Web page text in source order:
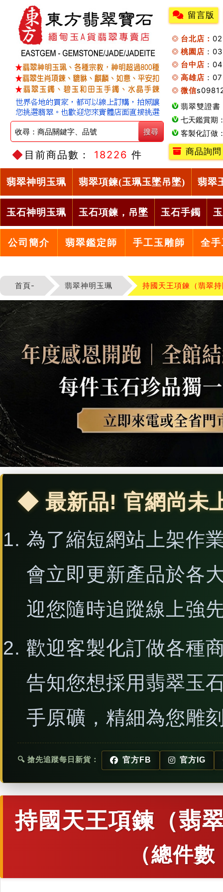
目前商品數： 18226 件
留言版
台北店：
桃園店 ：
台中店 ：
高雄店 ：
微信
翡翠雙證書
七天鑑賞期
客製化訂做
商品詢問
翡翠神明玉珮 翡翠項鍊(玉珮玉墜吊墜) 翡翠
玉石神明玉珮 玉石項鍊，吊墜 玉石手鐲
公司簡介 翡翠鑑定師 手工玉雕師 全
首頁- 翡翠神明玉珮 持國天王項鍊（翡翠
◆ 最新品! 官網尚未
為了縮短網站上架作
會立即更新產品於各
迎您隨時追蹤線上強
歡迎客製化訂做各種
告知您想採用翡翠玉
手原礦，精細為您雕
🔍 搶先追蹤每日新貨： 官方FB 官方IG
持國天王項鍊（翡
（總件數